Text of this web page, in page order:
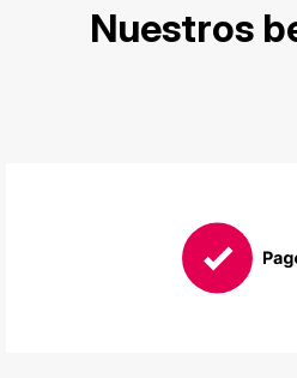
Nuestros